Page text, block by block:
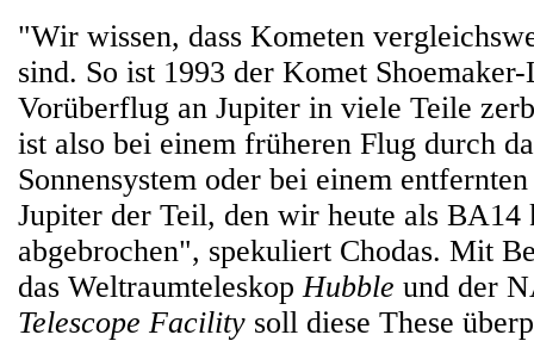
"Wir wissen, dass Kometen
sind. So ist 1993 der Komet
Vorüberflug an Jupiter in viele Teile
ist also bei einem früheren Flug durch
Sonnensystem oder bei einem
Jupiter der Teil, den wir heute als BA14
abgebrochen", spekuliert Chodas. Mit
das WeltraumteleskopHubble und der
Telescope Facility soll diese These